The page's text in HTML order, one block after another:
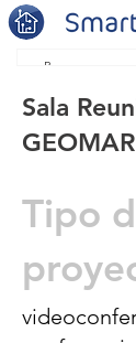
Sala
GEOMAR
Tipo